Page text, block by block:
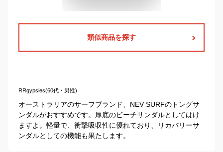
類似商品を探す
RRgypsies(60代・男性)
オーストラリアのサーフブランド、NEV SURFのトングサ
ンダルがおすすめです。厚底のビーチサンダルとしてはけ
ますよ。軽量で、衝撃吸収性に優れており、リカバリーサ
ンダルとしての機能も果たします。